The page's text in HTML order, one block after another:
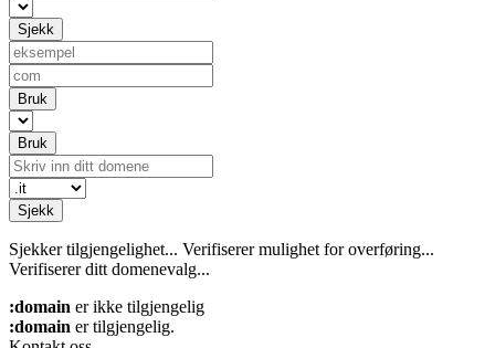
Sjekk
Bruk
Bruk
Sjekk
Sjekker tilgjengelighet... Verifiserer mulighet for overføring...
Verifiserer ditt domenevalg...
:domain er ikke tilgjengelig
:domain er tilgjengelig.